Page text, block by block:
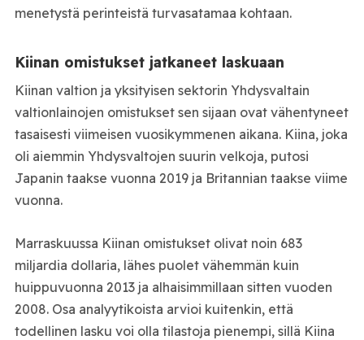
menetystä perinteistä turvasatamaa kohtaan.
Kiinan omistukset jatkaneet laskuaan
Kiinan valtion ja yksityisen sektorin Yhdysvaltain
valtionlainojen omistukset sen sijaan ovat vähentyneet
tasaisesti viimeisen vuosikymmenen aikana. Kiina, joka
oli aiemmin Yhdysvaltojen suurin velkoja, putosi
Japanin taakse vuonna 2019 ja Britannian taakse viime
vuonna.
Marraskuussa Kiinan omistukset olivat noin 683
miljardia dollaria, lähes puolet vähemmän kuin
huippuvuonna 2013 ja alhaisimmillaan sitten vuoden
2008. Osa analyytikoista arvioi kuitenkin, että
todellinen lasku voi olla tilastoja pienempi, sillä Kiina